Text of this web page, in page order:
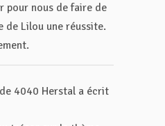
pour nous de faire de
de Lilou une réussite.
de 4040 Herstal a écrit